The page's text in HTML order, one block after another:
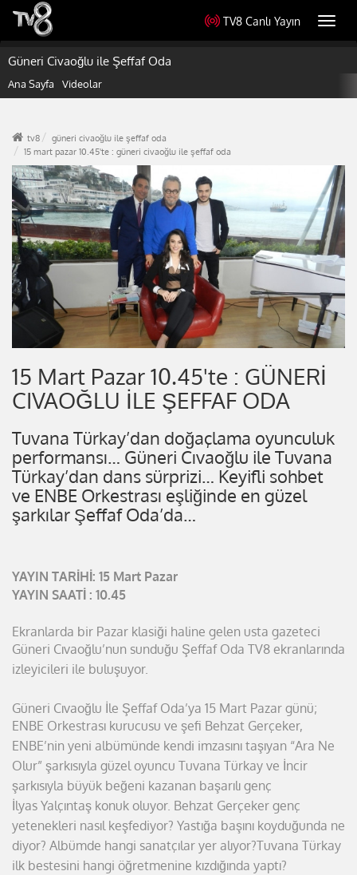
TV8 Canlı Yayın
Güneri Civaoğlu ile Şeffaf Oda
Ana Sayfa Videolar
tv8
güneri civaoğlu ile şeffaf oda
15 mart pazar 10.45'te : güneri civaoğlu ile şeffaf oda
15 Mart Pazar 10.45'te : GÜNERİ
CIVAOĞLU İLE ŞEFFAF ODA
Tuvana Türkay’dan doğaçlama oyunculuk
performansı… Güneri Cıvaoğlu ile Tuvana
Türkay’dan dans sürprizi… Keyifli sohbet
ve ENBE Orkestrası eşliğinde en güzel
şarkılar Şeffaf Oda’da…
YAYIN TARİHİ: 15 Mart Pazar
YAYIN SAATİ : 10.45
Ekranlarda bir Pazar klasiği haline gelen usta gazeteci
Güneri Cıvaoğlu’nun sunduğu Şeffaf Oda TV8 ekranlarında
izleyicileri ile buluşuyor.
Güneri Cıvaoğlu İle Şeffaf Oda’ya 15 Mart Pazar günü;
ENBE Orkestrası kurucusu ve şefi Behzat Gerçeker,
ENBE’nin yeni albümünde kendi imzasını taşıyan “Ara Ne
Olur” şarkısıyla güzel oyuncu Tuvana Türkay ve İncir
şarkısıyla büyük beğeni kazanan başarılı genç
İlyas Yalçıntaş konuk oluyor. Behzat Gerçeker genç
yetenekleri nasıl keşfediyor? Yastığa başını koyduğunda ne
diyor? Albümde hangi sanatçılar yer alıyor?Tuvana Türkay
ilk bestesini hangi öğretmenine kızdığında yaptı?